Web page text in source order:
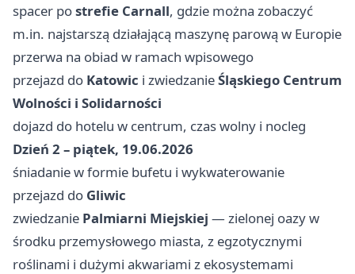
spacer postrefie Carnall, gdzie można zobaczyć
m.in. najstarszą działającą maszynę parową w Europie
przerwa na obiad w ramach wpisowego
przejazd do Katowic i zwiedzanieŚląskiego Centrum
Wolności i Solidarności
dojazd do hotelu w centrum, czas wolny i nocleg
Dzień 2 – piątek, 19.06.2026
śniadanie w formie bufetu i wykwaterowanie
przejazd do Gliwic
zwiedzanie Palmiarni Miejskiej — zielonej oazy w
środku przemysłowego miasta, z egzotycznymi
roślinami i dużymi akwariami z ekosystemami